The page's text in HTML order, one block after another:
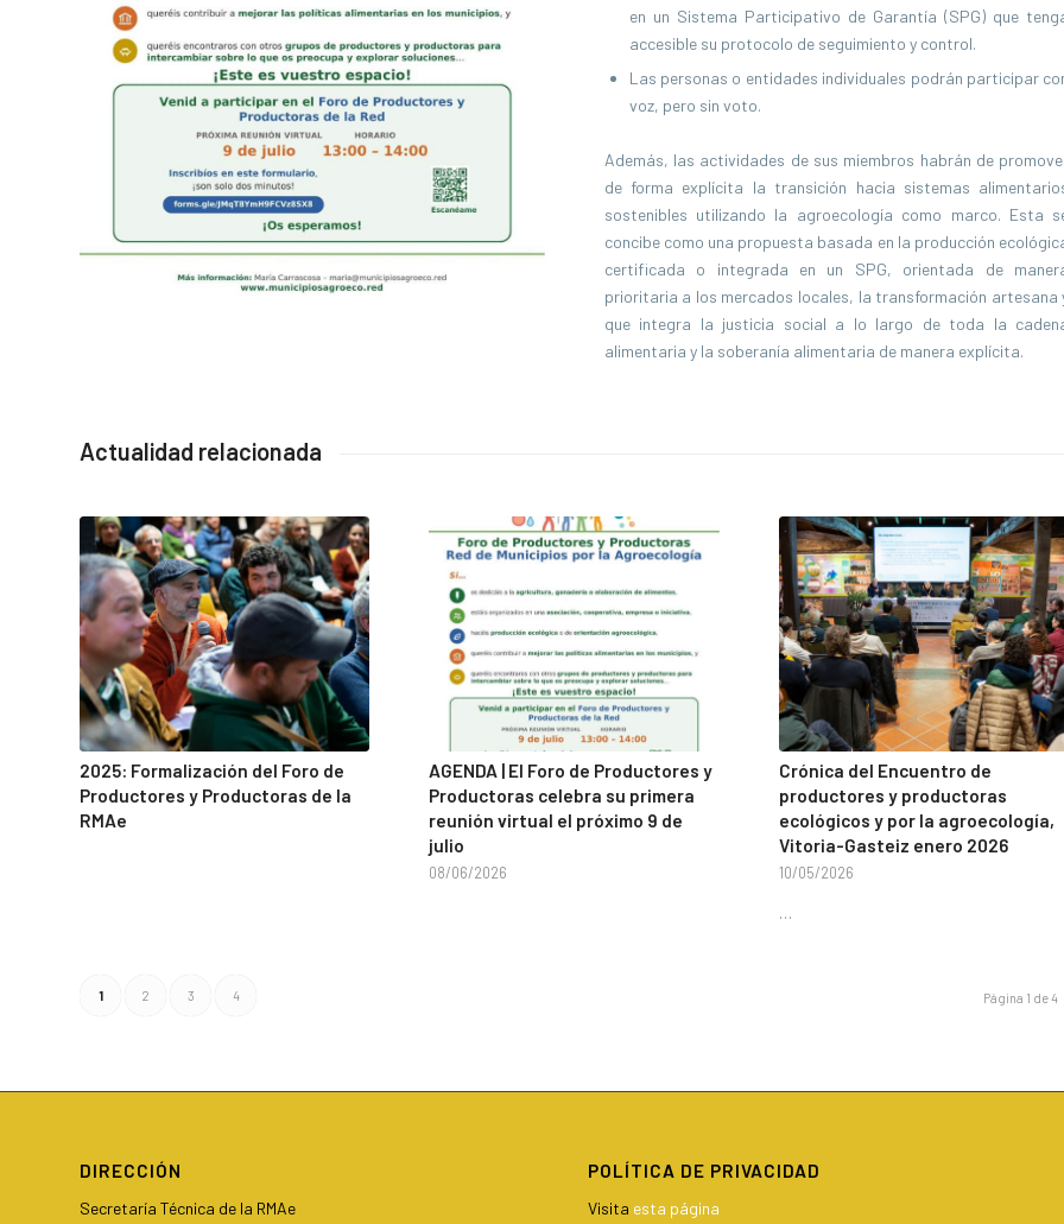
en un Sistema Participativo de Garantía (SPG) que
accesible su protocolo de seguimiento y control.
Las personas o entidades individuales podrán participar
voz, pero sin voto.
Además, las actividades de sus miembros habrán de
de forma explícita la transición hacia sistemas
sostenibles utilizando la agroecología como marco. Esta
concibe como una propuesta basada en la producción
certificada o integrada en un SPG, orientada de
prioritaria a los mercados locales, la transformación artesana
que integra la justicia social a lo largo de toda la
alimentaria y la soberanía alimentaria de manera explícita.
Actualidad relacionada
2025: Formalización del Foro de
Productores y Productoras de la
RMAe
AGENDA | El Foro de Productores y
Productoras celebra su primera
reunión virtual el próximo 9 de
julio
08/06/2026
Crónica del Encuentro de
productores y productoras
ecológicos y por la agroecología,
Vitoria-Gasteiz enero 2026
10/05/2026
…
Página 1 de 4
1 2 3 4
DIRECCIÓN
Secretaría Técnica de la RMAe
POLÍTICA DE PRIVACIDAD
Visita esta página